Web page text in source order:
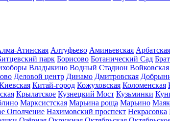
Атинская Алтуфьево Аминьевская
парк Борисово Ботанический Сад
Владыкино Водный Стадион Войковская
Деловой центр Динамо Дмитровская
Китай-город Кожуховская Коломенская
Крылатское Кузнецкий Мост Кузьминки
Марксистская Марьина роща Марьино
Ополчение Нахимовский проспект Некрасовка